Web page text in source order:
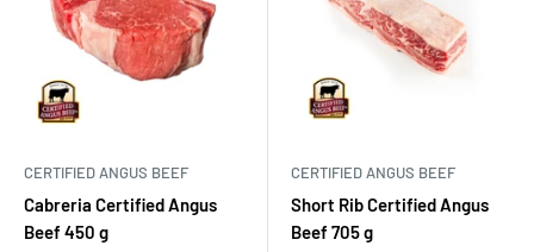
CERTIFIED ANGUS BEEF
Cabreria Certified Angus
Beef 450 g
CERTIFIED ANGUS BEEF
Short Rib Certified Angus
Beef 705 g